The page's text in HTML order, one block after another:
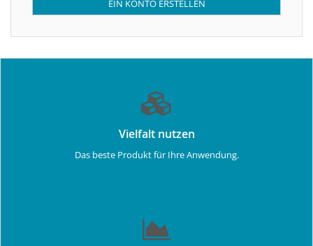
EIN KONTO ERSTELLEN
Vielfalt nutzen
Das beste Produkt für Ihre Anwendung.